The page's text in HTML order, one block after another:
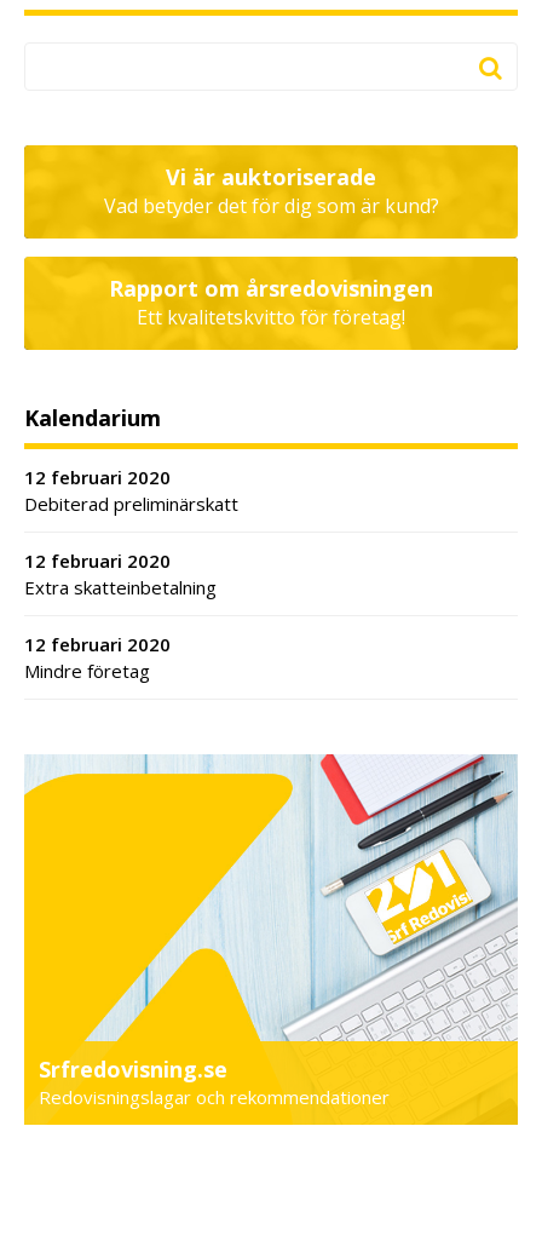
Vi är auktoriserade
Vad betyder det för dig som är kund?
Rapport om årsredovisningen
Ett kvalitetskvitto för företag!
Kalendarium
12 februari 2020
Debiterad preliminärskatt
12 februari 2020
Extra skatteinbetalning
12 februari 2020
Mindre företag
Srfredovisning.se
Redovisningslagar och rekommendationer